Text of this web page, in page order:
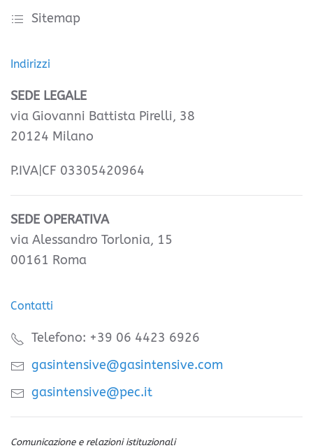
Sitemap
Indirizzi
SEDE LEGALE
via Giovanni Battista Pirelli, 38
20124 Milano
P.IVA|CF 03305420964
SEDE OPERATIVA
via Alessandro Torlonia, 15
00161 Roma
Contatti
Telefono: +39 06 4423 6926
gasintensive@gasintensive.com
gasintensive@pec.it
Comunicazione e relazioni istituzionali